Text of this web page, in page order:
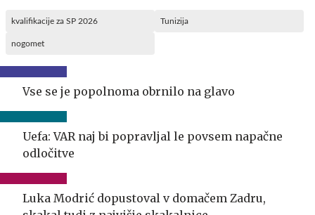
kvalifikacije za SP 2026 Tunizija
nogomet
Vse se je popolnoma obrnilo na glavo
Uefa: VAR naj bi popravljal le povsem napačne
odločitve
Luka Modrić dopustoval v domačem Zadru,